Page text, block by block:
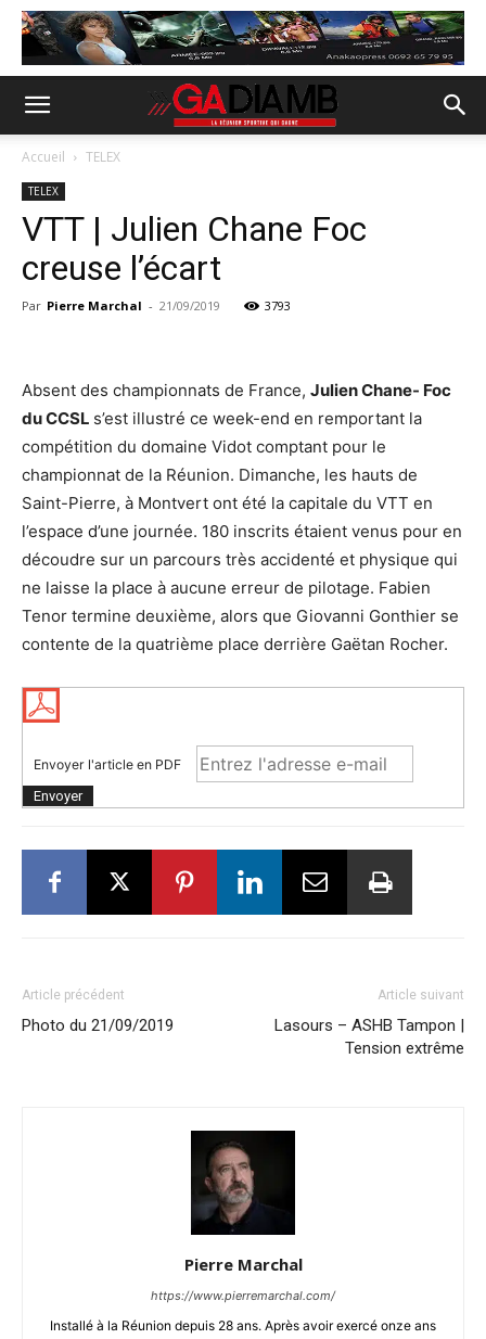
Accueil TELEX
TELEX
VTT | Julien Chane Foc
creuse l’écart
Par Pierre Marchal - 21/09/2019 3793
Absent des championnats de France, Julien Chane- Foc
du CCSL s’est illustré ce week-end en remportant la
compétition du domaine Vidot comptant pour le
championnat de la Réunion. Dimanche, les hauts de
Saint-Pierre, à Montvert ont été la capitale du VTT en
l’espace d’une journée. 180 inscrits étaient venus pour en
découdre sur un parcours très accidenté et physique qui
ne laisse la place à aucune erreur de pilotage. Fabien
Tenor termine deuxième, alors que Giovanni Gonthier se
contente de la quatrième place derrière Gaëtan Rocher.
Envoyer l'article en PDF
Article précédent
Photo du 21/09/2019
Article suivant
Lasours – ASHB Tampon |
Tension extrême
Pierre Marchal
https://www.pierremarchal.com/
Installé à la Réunion depuis 28 ans. Après avoir exercé onze ans